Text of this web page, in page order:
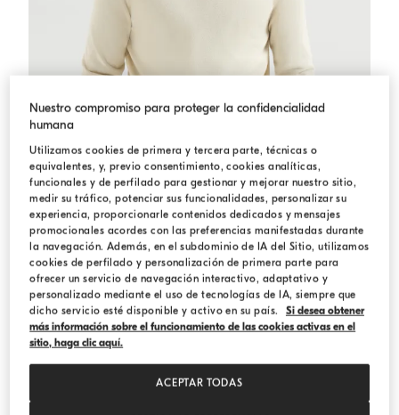
Jersey cuello alto de cachemir Mantequilla
Jersey cuello alto de cachemir
$ 2.450,00
4 COLORES
ESENCIALES
Nuestro compromiso para proteger la confidencialidad
humana
Utilizamos cookies de primera y tercera parte, técnicas o
equivalentes, y, previo consentimiento, cookies analíticas,
funcionales y de perfilado para gestionar y mejorar nuestro sitio,
medir su tráfico, potenciar sus funcionalidades, personalizar su
experiencia, proporcionarle contenidos dedicados y mensajes
promocionales acordes con las preferencias manifestadas durante
la navegación. Además, en el subdominio de IA del Sitio, utilizamos
cookies de perfilado y personalización de primera parte para
ofrecer un servicio de navegación interactivo, adaptativo y
personalizado mediante el uso de tecnologías de IA, siempre que
dicho servicio esté disponible y activo en su país.
Si desea obtener
más información sobre el funcionamiento de las cookies activas en el
sitio, haga clic aquí.
ACEPTAR TODAS